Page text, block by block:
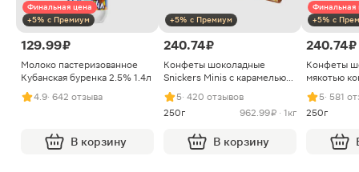
Финальная цена
+5% с Премиум
129.99 ₽
Молоко пастеризованное
Кубанская буренка 2.5% 1.4л
4.9· 642 отзыва
В корзину
+5% с Премиум
240.74 ₽
Конфеты шоколадные
Snickers Minis с карамелью
арахисом и нугой
5· 420 отзывов
250г
962.99 ₽ · 1кг
В корзину
Финальная
+5% с
240.74 ₽
Конфеты
мякотью
5· 581
250г